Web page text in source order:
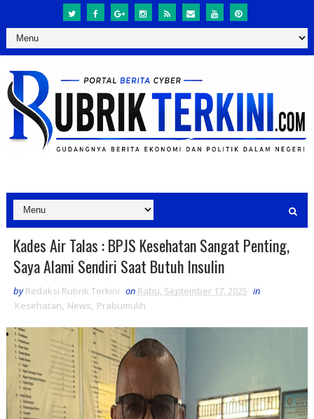
Kades Air Talas : BPJS Kesehatan Sangat Penting,
Saya Alami Sendiri Saat Butuh Insulin
by Redaksi Rubrik Terkini on Rabu, September 17, 2025 in
Kesehatan, News, Prabumulih